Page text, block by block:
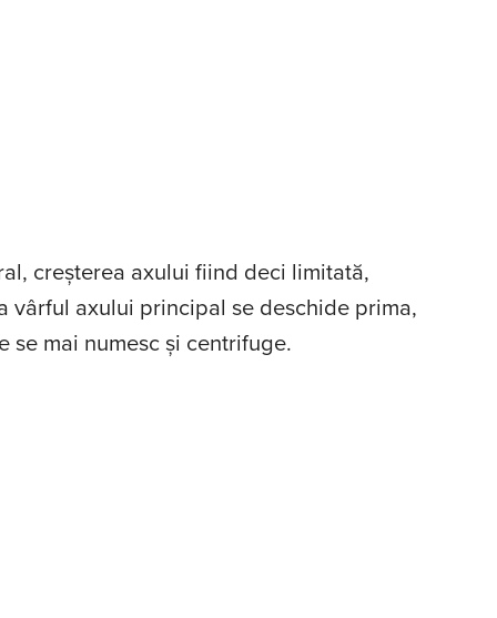
creșterea axului fiind deci limitată,
vârful axului principal se deschide prima,
se mai numesc și centrifuge.